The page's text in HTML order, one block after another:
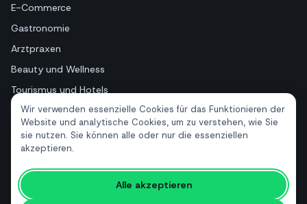
Wir verwenden essenzielle Cookies für das Funktionieren der
Website und analytische Cookies, um zu verstehen, wie Sie
sie nutzen. Sie können alle oder nur die essenziellen
akzeptieren.
Alle akzeptieren
E-Commerce
Gastronomie
Arztpraxen
Beauty und Wellness
Tourismus und Hotels
Immobilien
RESSOURCEN
Kostenlose Tools
Glossar